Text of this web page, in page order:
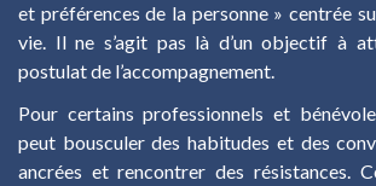
et préférences de la personne » centrée
vie. Il ne s’agit pas là d’un objectif à
postulat de l’accompagnement.
Pour certains professionnels et
peut bousculer des habitudes et des
ancrées et rencontrer des résistances.